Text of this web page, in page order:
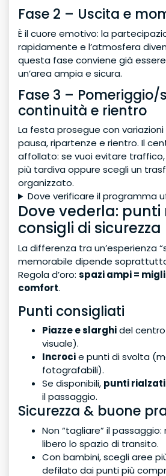
Fase 2 – Uscita e
È il cuore emotivo: la
rapidamente e l’atmosfera
questa fase conviene già
un’area ampia e sicura.
Fase 3 – Pomeriggio/
continuità e rientro
La festa prosegue con
pausa, ripartenze e rientro. Il
affollato: se vuoi evitare traffico,
più tardiva oppure scegli un
organizzato.
Dove verificare il programma
Dove vederla: punti
consigli di sicurezza
La differenza tra un’esperienza
memorabile dipende
Regola d’oro: spazi ampi =
comfort.
Punti consigliati
Piazze e slarghidel
visuale).
Incrocie punti di svolta
fotografabili).
Se disponibili, punti rialzati
il passaggio.
Sicurezza & buone
Non “tagliare” il
libero lo spazio di transito.
Con bambini, scegli aree
defilato dai punti più